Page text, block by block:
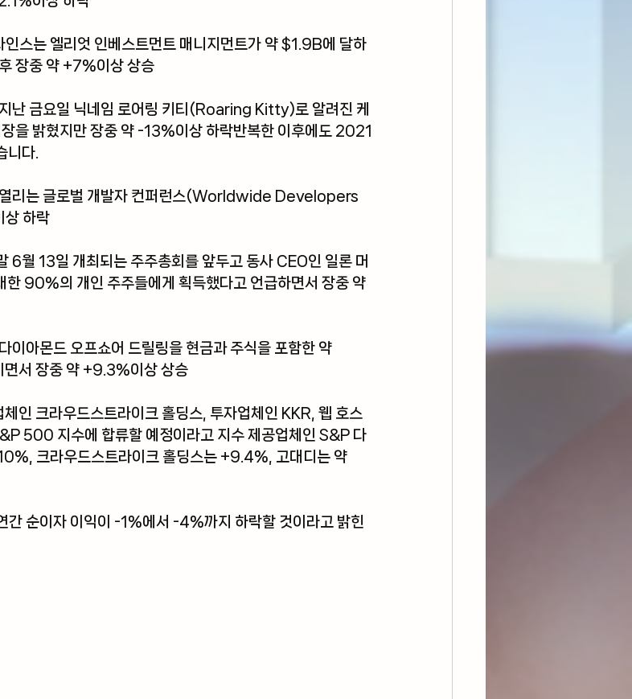
인스는 엘리엇 인베스트먼트 매니지먼트가 약 $1.9B에 달하
장중 약 +7%이상 상승
난 금요일 닉네임 로어링 키티(Roaring Kitty)로 알려진 케
을 밝혔지만 장중 약 -13%이상 하락반복한 이후에도 2021
니다.
열리는 글로벌 개발자 컨퍼런스(Worldwide Developers
하락
6월 13일 개최되는 주주총회를 앞두고 동사 CEO인 일론 머
90%의 개인 주주들에게 획득했다고 언급하면서 장중 약
이아몬드 오프쇼어 드릴링을 현금과 주식을 포함한 약
면서 장중 약 +9.3%이상 상승
체인 크라우드스트라이크 홀딩스 , 투자업체인 KKR , 웹 호스
500 지수에 합류할 예정이라고 지수 제공업체인 S&P 다
크라우드스트라이크 홀딩스는 +9.4%, 고대디는 약
간 순이자 이익이 -1%에서 -4%까지 하락할 것이라고 밝힌